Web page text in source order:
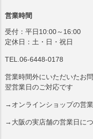
営業時間
受付：平日10:00～16:00
定休日：土・日・祝日
TEL.06-6448-0178
営業時間外にいただいたお
翌営業日のご対応です
→オンラインショップの営
→大阪の実店舗の営業日に